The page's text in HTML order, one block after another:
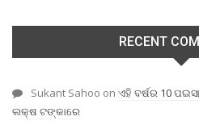
RECENT
Sukant Sahoo on ଏହି ବର୍ଷର 10
ଲକ୍ଷ ଟଙ୍କାରେ